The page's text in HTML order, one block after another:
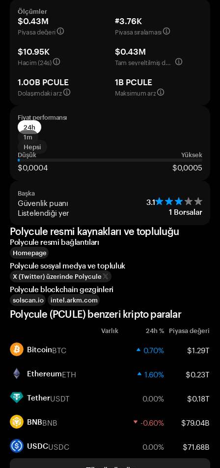
Ölçümler
$0.43M
Piyasa değeri
#3.76K
Piyasa sıralaması
$10.95K
Hacim (24s)
$0.43M
Tam seyreltilmiş değerleme
1.00B PCULE
Dolaşımdaki arz
1B PCULE
Maksimum arz
Fiyat performansı
24h
1m
Hepsi
Düşük
Yüksek
$0,0004 $0,0005
Başka
Güvenlik puanı 3.1
Listelendiği yer 1 Borsalar
Polycule resmi kaynakları ve topluluğu
Polycule resmi bağlantıları
Homepage
Polycule sosyal medya ve topluluk
X (Twitter) üzerinde Polycule
Polycule blockchain gezginleri
solscan.io intel.arkm.com
Polycule (PCULE) benzeri kripto paralar
Varlık 24h % Piyasa değeri
BitcoinBTC 0.70% $1.29T
EthereumETH 1.60% $0.23T
TetherUSDT 0.00% $0.18T
BNBBNB -0.60% $79.04B
USDCUSDC 0.00% $71.68B